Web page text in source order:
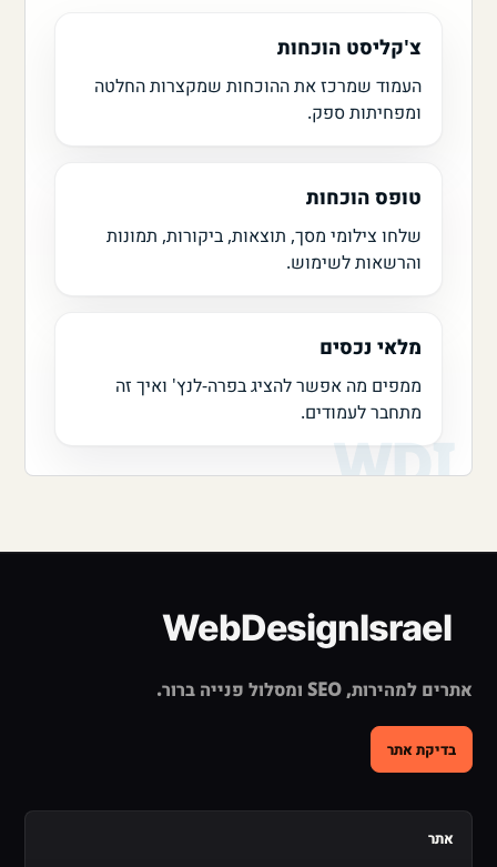
צ'קליסט הוכחות
העמוד שמרכז את ההוכחות שמקצרות החלטה
ומפחיתות ספק.
טופס הוכחות
שלחו צילומי מסך, תוצאות, ביקורות, תמונות
והרשאות לשימוש.
מלאי נכסים
ממפים מה אפשר להציג בפרה-לנץ' ואיך זה
מתחבר לעמודים.
אתרים למהירות, SEO ומסלול פנייה ברור.
בדיקת אתר
אתר